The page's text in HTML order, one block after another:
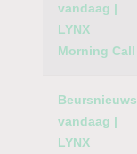
vandaag |
LYNX
Morning Call
Beursnieuws
vandaag |
LYNX